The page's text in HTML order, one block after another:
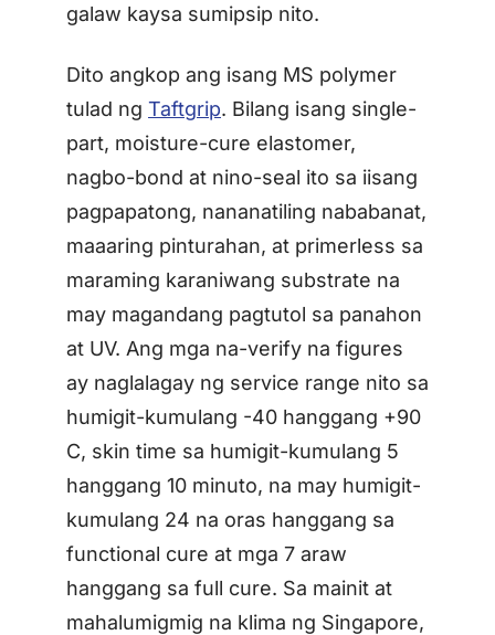
galaw kaysa sumipsip nito.
Dito angkop ang isang MS polymer
tulad ng Taftgrip. Bilang isang single-
part, moisture-cure elastomer,
nagbo-bond at nino-seal ito sa iisang
pagpapatong, nananatiling nababanat,
maaaring pinturahan, at primerless sa
maraming karaniwang substrate na
may magandang pagtutol sa panahon
at UV. Ang mga na-verify na figures
ay naglalagay ng service range nito sa
humigit-kumulang -40 hanggang +90
C, skin time sa humigit-kumulang 5
hanggang 10 minuto, na may humigit-
kumulang 24 na oras hanggang sa
functional cure at mga 7 araw
hanggang sa full cure. Sa mainit at
mahalumigmig na klima ng Singapore,